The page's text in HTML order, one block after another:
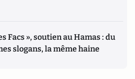
Facs », soutien au Hamas : du
slogans, la même haine